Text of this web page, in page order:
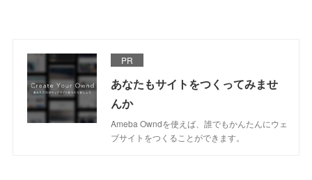
PR
あなたもサイトをつくってみませ
んか
Ameba Owndを使えば、誰でもかんたんにウェ
ブサイトをつくることができます。